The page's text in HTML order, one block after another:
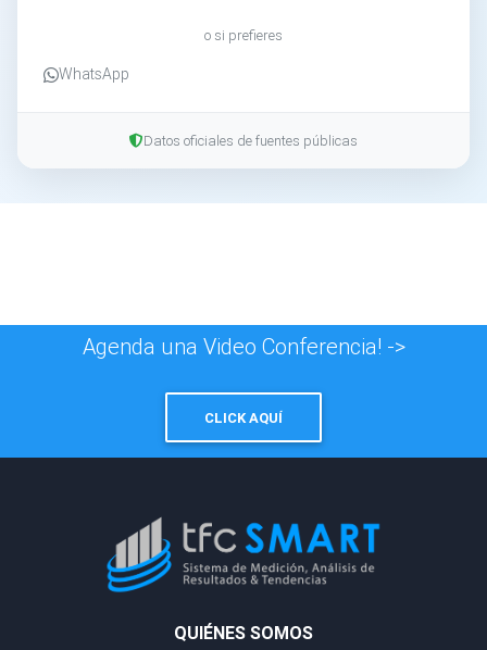
o si prefieres
WhatsApp
Datos oficiales de fuentes públicas
Agenda una Video Conferencia! ->
CLICK AQUÍ
QUIÉNES SOMOS